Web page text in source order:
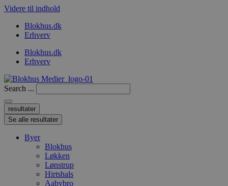
Videre til indhold
Blokhus.dk
Erhverv
Blokhus.dk
Erhverv
Search ...
resultater
Se alle resultater
Byer
Blokhus
Løkken
Lønstrup
Hirtshals
Aabybro